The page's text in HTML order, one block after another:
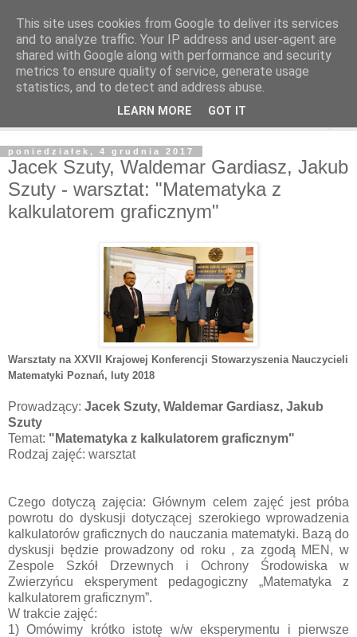
poniedziałek, 4 grudnia 2017
Jacek Szuty, Waldemar Gardiasz, Jakub
Szuty - warsztat: "Matematyka z
kalkulatorem graficznym"
Warsztaty na XXVII Krajowej Konferencji Stowarzyszenia Nauczycieli
Matematyki Poznań, luty 2018
Prowadzący: Jacek Szuty, Waldemar Gardiasz, Jakub
Szuty
Temat: "Matematyka z kalkulatorem graficznym"
Rodzaj zajęć: warsztat
Czego dotyczą zajęcia: Głównym celem zajęć jest próba
powrotu do dyskusji dotyczącej szerokiego wprowadzenia
kalkulatorów graficznych do nauczania matematyki. Bazą do
dyskusji będzie prowadzony od roku , za zgodą MEN, w
Zespole Szkół Drzewnych i Ochrony Środowiska w
Zwierzyńcu eksperyment pedagogiczny „Matematyka z
kalkulatorem graficznym”.
W trakcie zajęć:
1) Omówimy krótko istotę w/w eksperymentu i pierwsze
This site uses cookies from Google to deliver its services
and to analyze traffic. Your IP address and user-agent are
shared with Google along with performance and security
metrics to ensure quality of service, generate usage
statistics, and to detect and address abuse.
LEARN MORE GOT IT